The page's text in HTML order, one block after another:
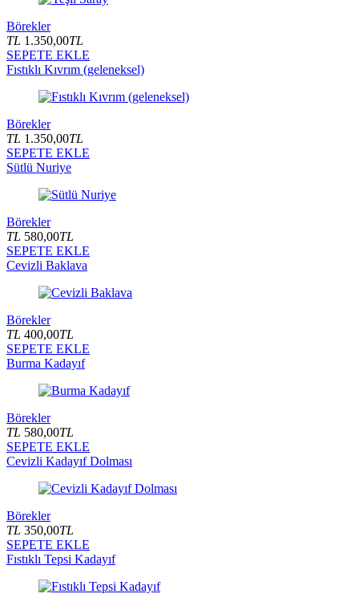
Börekler
TL 1.350,00TL
SEPETE EKLE
Fıstıklı Kıvrım (geleneksel)
Börekler
TL 1.350,00TL
SEPETE EKLE
Sütlü Nuriye
Börekler
TL 580,00TL
SEPETE EKLE
Cevizli Baklava
Börekler
TL 400,00TL
SEPETE EKLE
Burma Kadayıf
Börekler
TL 580,00TL
SEPETE EKLE
Cevizli Kadayıf Dolması
Börekler
TL 350,00TL
SEPETE EKLE
Fıstıklı Tepsi Kadayıf